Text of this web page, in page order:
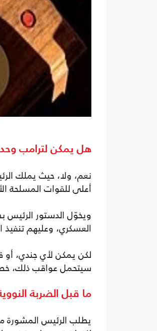
هل يمكن لترامب
نعم، ولا، حيث يملك
أعلى للقوات المسلحة
ويخوّل الدستور
العسكري، وعليهم تنفيذ
لكن يمكن لأي جندي، أو
سيتحمل عواقب ذلك،
ما قبل الضربة
يطلب الرئيس المشورة من